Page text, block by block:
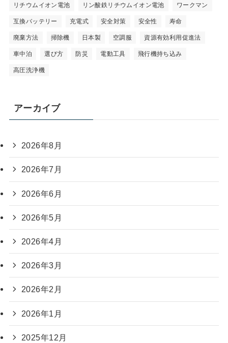
リチウムイオン電池 リン酸鉄リチウムイオン電池 ワークマン
互換バッテリー 充電式 安全対策 安全性 寿命
廃棄方法 掃除機 日本製 空調服 資源有効利用促進法
車中泊 選び方 防災 電動工具 飛行機持ち込み
高圧洗浄機
アーカイブ
2026年8月
2026年7月
2026年6月
2026年5月
2026年4月
2026年3月
2026年2月
2026年1月
2025年12月